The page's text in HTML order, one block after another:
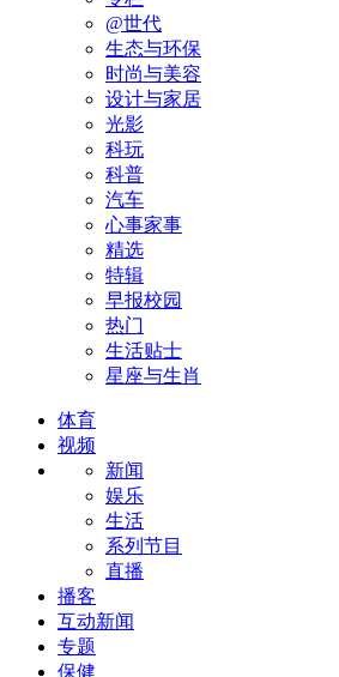
@世代
生态与环保
时尚与美容
设计与家居
光影
科玩
科普
汽车
心事家事
精选
特辑
早报校园
热门
生活贴士
星座与生肖
体育
视频
新闻
娱乐
生活
系列节目
直播
播客
互动新闻
专题
保健